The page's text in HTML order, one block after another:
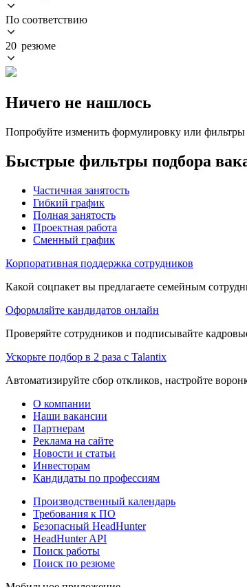
По соответствию
20 резюме
Ничего не нашлось
Попробуйте изменить формулировку или фильтры
Быстрые фильтры подбора
Частичная занятость
Гибкий график
Полная занятость
Проектная работа
Сменный график
Корпоративная поддержка сотрудников
Какой соцпакет вы предлагаете семейным
Оформляйте кандидатов онлайн
Проверяйте сотрудников и подписывайте
Ускорьте подбор в 2 раза с Talantix
Автоматизируйте сбор откликов, настройте
О компании
Наши вакансии
Партнерам
Реклама на сайте
Новости и статьи
Инвесторам
Кандидаты по профессиям
Производственный календарь
Требования к ПО
Безопасный HeadHunter
HeadHunter API
Поиск работы
Поиск по резюме